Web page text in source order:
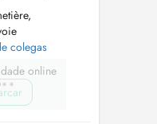
colegas
online